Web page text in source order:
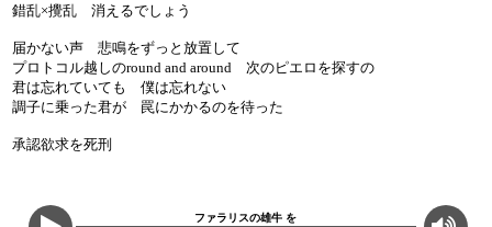
錯乱×攪乱 消えるでしょう
届かない声 悲鳴をずっと放置して
プロトコル越しのround and around 次のピエロを探すの
君は忘れていても 僕は忘れない
調子に乗った君が 罠にかかるのを待った
承認欲求を死刑
ファラリスの雄牛 を